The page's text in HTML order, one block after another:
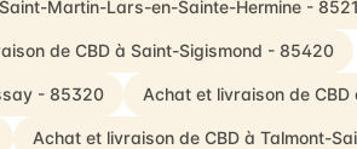
Martin-Lars-en-Sainte-Hermine -
de CBD à Saint-Sigismond - 85420
- 85320 Achat et livraison de
Achat et livraison de CBD à Talmont-